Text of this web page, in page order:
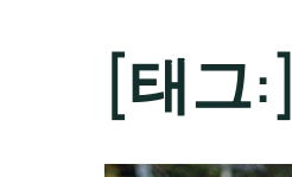
[태그:]